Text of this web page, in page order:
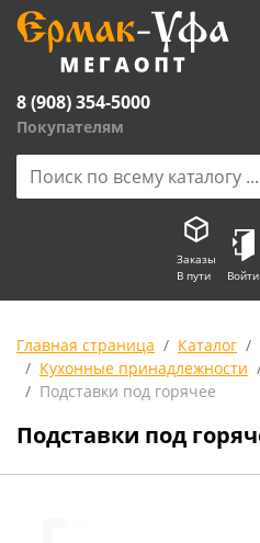
8 (908) 354-5000
Покупателям
Заказы
В пути
Войти
Главная страница Каталог
Кухонные принадлежности
Подставки под горячее
Подставки под